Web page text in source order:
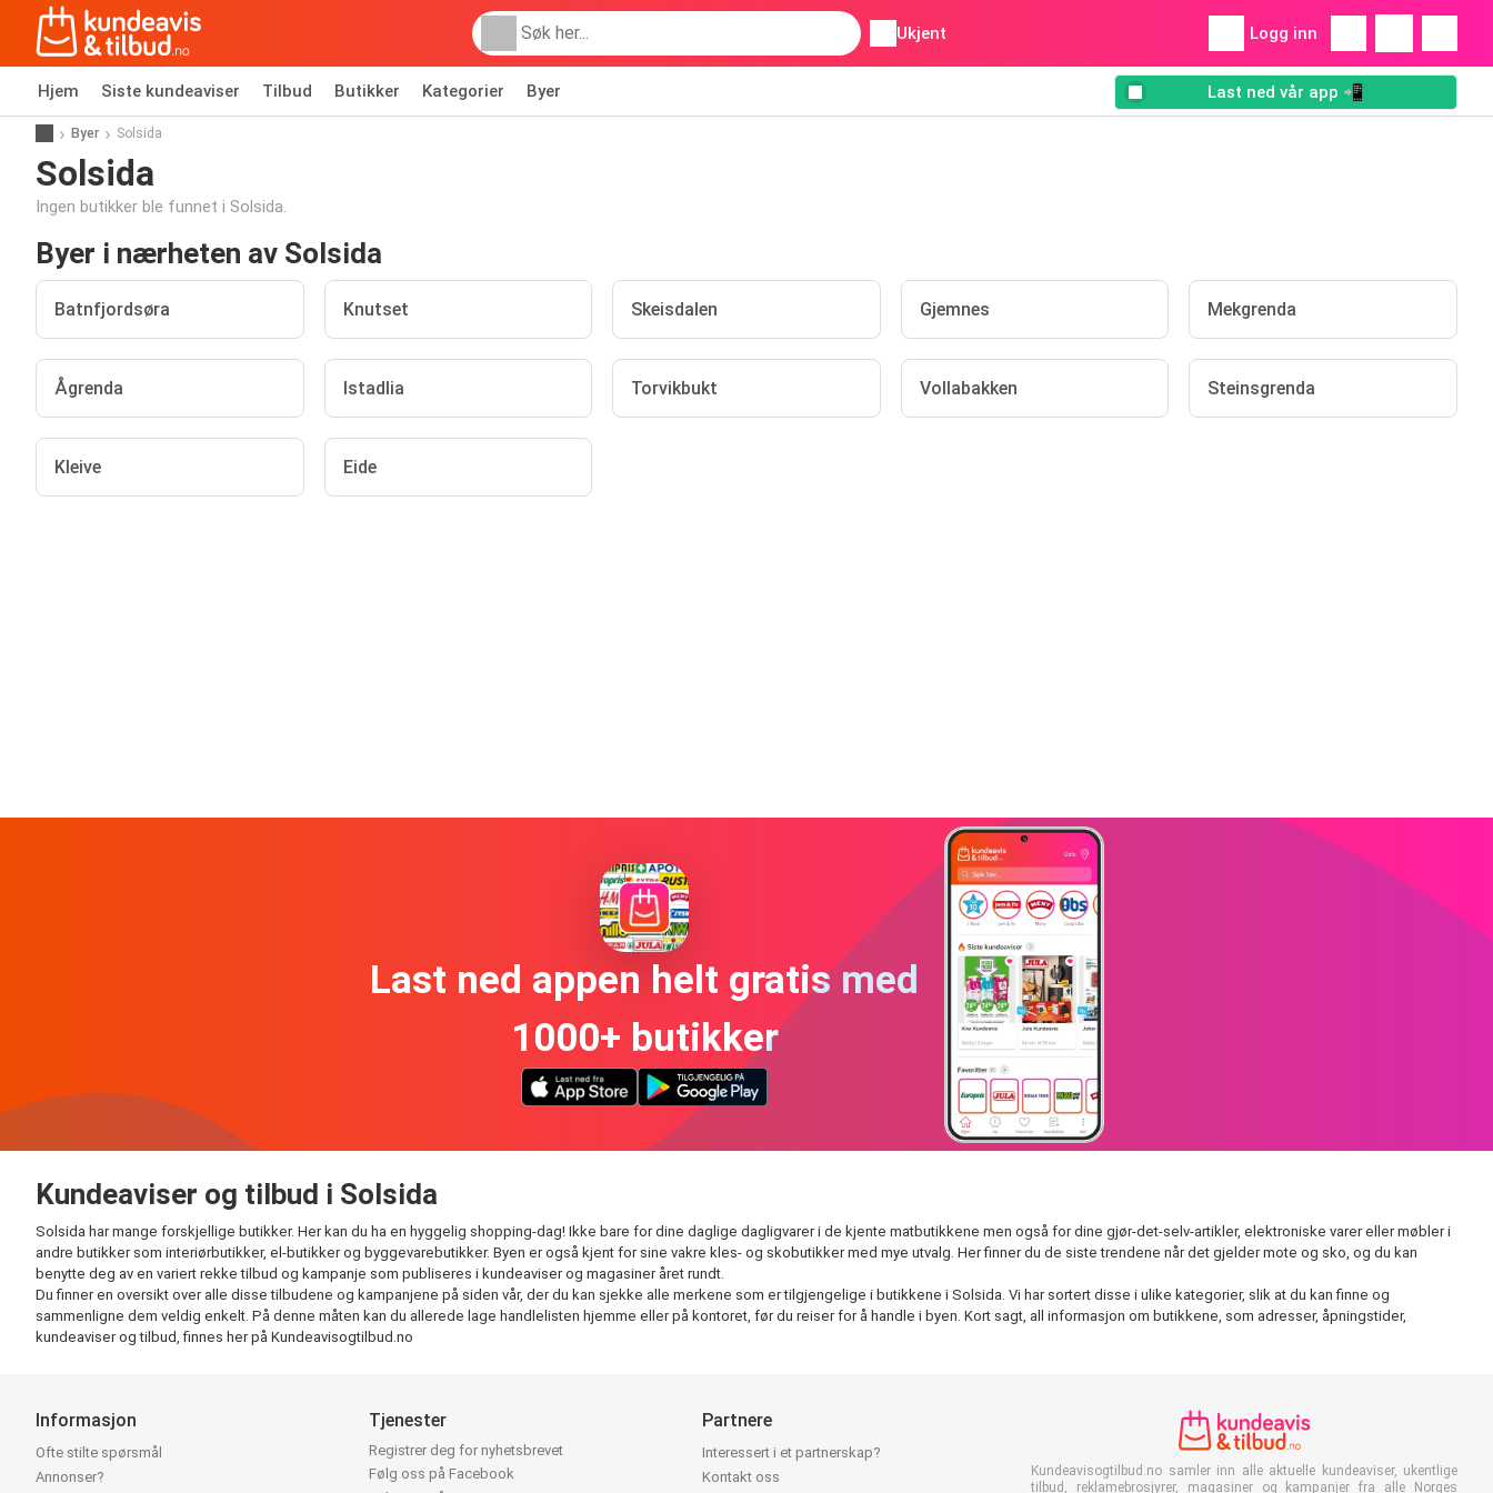
Ukjent Logg inn
Hjem Siste kundeaviser Tilbud Butikker Kategorier Byer Last ned vår app 📲
Byer Solsida
Solsida
Ingen butikker ble funnet i Solsida.
Byer i nærheten av Solsida
Batnfjordsøra Knutset Skeisdalen Gjemnes Mekgrenda
Ågrenda Istadlia Torvikbukt Vollabakken Steinsgrenda
Kleive Eide
Last ned appen helt gratis med
1000+ butikker
Kundeaviser og tilbud i Solsida
Solsida har mange forskjellige butikker. Her kan du ha en hyggelig shopping-dag! Ikke bare for dine daglige dagligvarer i de kjente matbutikkene men også for dine gjør-det-selv-artikler, elektroniske varer eller møbler i
andre butikker som interiørbutikker, el-butikker og byggevarebutikker. Byen er også kjent for sine vakre kles- og skobutikker med mye utvalg. Her finner du de siste trendene når det gjelder mote og sko, og du kan
benytte deg av en variert rekke tilbud og kampanje som publiseres i kundeaviser og magasiner året rundt.
Du finner en oversikt over alle disse tilbudene og kampanjene på siden vår, der du kan sjekke alle merkene som er tilgjengelige i butikkene i Solsida. Vi har sortert disse i ulike kategorier, slik at du kan finne og
sammenligne dem veldig enkelt. På denne måten kan du allerede lage handlelisten hjemme eller på kontoret, før du reiser for å handle i byen. Kort sagt, all informasjon om butikkene, som adresser, åpningstider,
kundeaviser og tilbud, finnes her på Kundeavisogtilbud.no
Informasjon
Ofte stilte spørsmål
Annonser?
Tjenester
Registrer deg for nyhetsbrevet
Følg oss på Facebook
Partnere
Interessert i et partnerskap?
Kontakt oss
Kundeavisogtilbud.no samler inn alle aktuelle kundeaviser, ukentlige
tilbud, reklamebrosjyrer, magasiner og kampanjer fra alle Norges